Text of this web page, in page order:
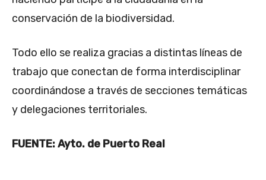
conservación de la biodiversidad.
Todo ello se realiza gracias a distintas líneas de
trabajo que conectan de forma interdisciplinar
coordinándose a través de secciones temáticas
y delegaciones territoriales.
FUENTE: Ayto. de Puerto Real